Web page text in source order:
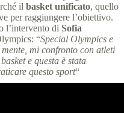
il basket unificato, quello
per raggiungere l’obiettivo.
l’intervento di Sofia
“Special Olympics e
mi confronto con atleti
e questa è stata
questo sport“